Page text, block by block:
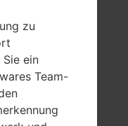
Li-Ion
zu
ein
Team-